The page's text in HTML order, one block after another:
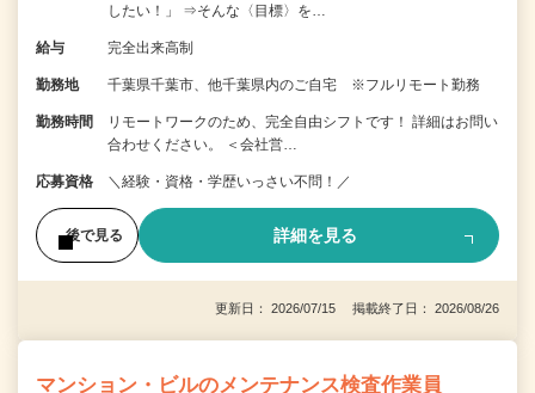
したい！」 ⇒そんな〈目標〉を…
給与 完全出来高制
勤務地 千葉県千葉市、他千葉県内のご自宅 ※フルリモート勤務
勤務時間
リモートワークのため、完全自由シフトです！ 詳細はお問い
合わせください。 ＜会社営…
応募資格 ＼経験・資格・学歴いっさい不問！／
後で見る 詳細を見る
更新日： 2026/07/15 掲載終了日： 2026/08/26
マンション・ビルのメンテナンス検査作業員